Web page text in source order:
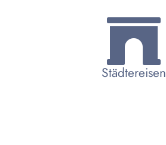
Städtereisen